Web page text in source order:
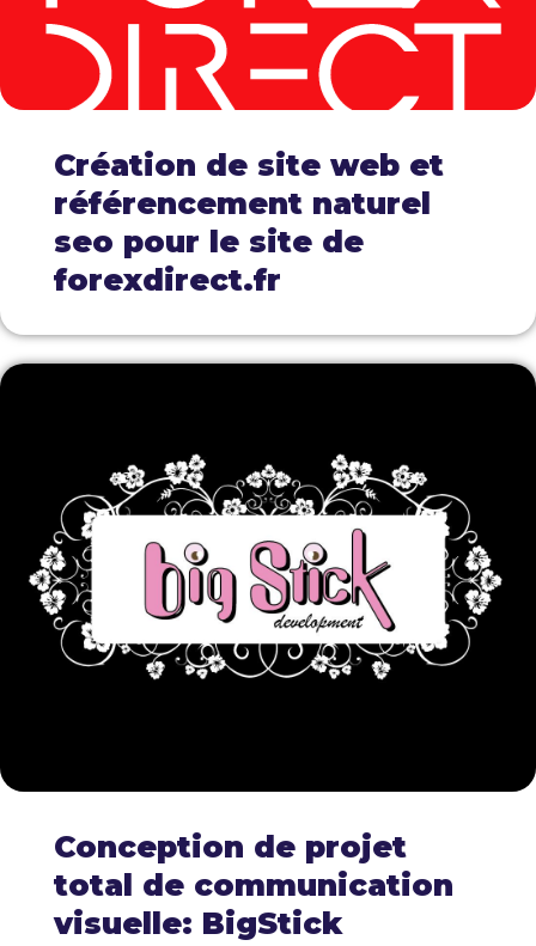
Création de site web et
référencement naturel
seo pour le site de
forexdirect.fr
Conception de projet
total de communication
visuelle: BigStick